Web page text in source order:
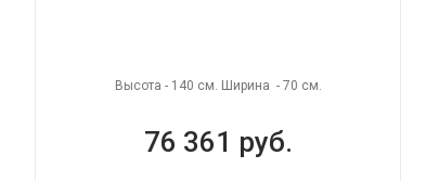
Высота - 140 см. Ширина - 70 см.
76 361 руб.